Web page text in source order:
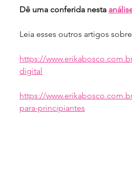
Dê uma conferida nesta
Leia esses outros artigos
https://
digital
https://
para-principiantes